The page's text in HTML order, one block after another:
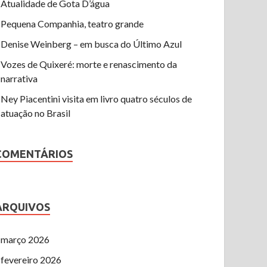
Atualidade de Gota D’água
Pequena Companhia, teatro grande
Denise Weinberg – em busca do Último Azul
Vozes de Quixeré: morte e renascimento da
narrativa
Ney Piacentini visita em livro quatro séculos de
atuação no Brasil
março 2026
fevereiro 2026